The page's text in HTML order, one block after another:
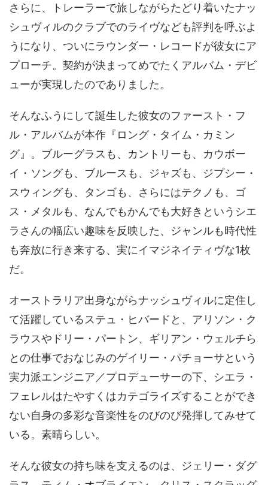
さらに、トレーラーで旅しながらたどり着いたナッ
シュヴィルのクラブでのライヴなども評判を呼ぶよ
うになり、ついにラウンダー・レコードが彼女にア
プローチ。契約が決まってめでたくアルバム・デビ
ューが実現したのでありました。
そんなふうにして誕生した彼女のファースト・フ
ル・アルバムが本作『ロング・タイム・カミン
グ』。ブルーグラスも、カントリーも、カウボー
イ・ソングも、ブルースも、ジャズも、ジプシー・
スウィングも、タンゴも、さらにはテクノも、ゴ
ス・メタルも、なんでもかんでも大好きというシエ
ラさんの幅広い趣味を反映した、ジャンルも時代性
も奔放に行き来する、実にイマジネイティヴな1枚
だ。
オーストラリア出身ながらナッシュヴィルに定住し
て活躍しているステュ・ヒバードと、アリソン・ク
ラウスやドリー・パートン、ギリアン・ウェルチら
との仕事でおなじみのゲイリー・パチョーサという
実力派エンジニア／プロデューサーの下、シエラ・
フェレルはたやすくはカテゴライズすることができ
ない自身の多彩な音楽性をのびのび発揮してみせて
いる。素晴らしい。
そんな彼女の持ち味を支えるのは、ジェリー・ダグ